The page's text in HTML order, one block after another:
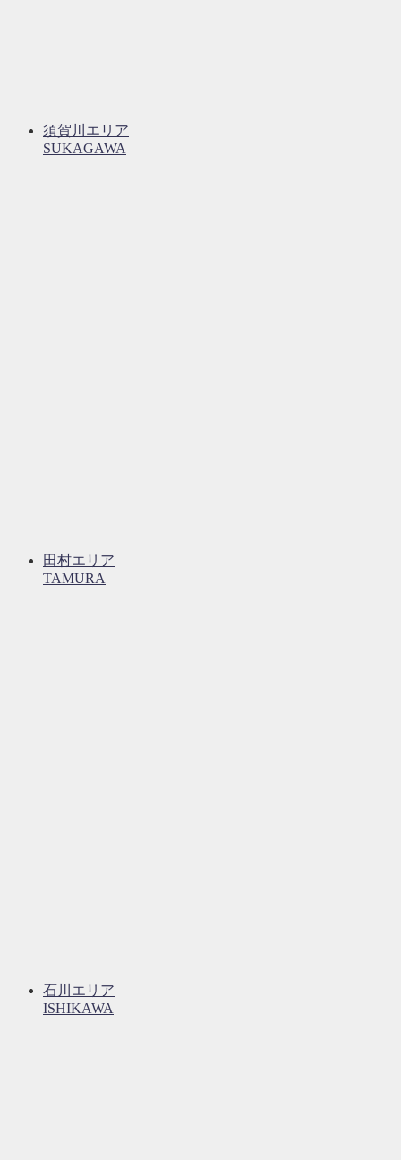
須賀川エリア
SUKAGAWA
田村エリア
TAMURA
石川エリア
ISHIKAWA